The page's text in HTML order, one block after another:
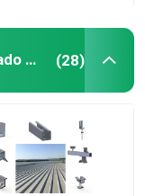
Sistema de montaje solar del tejado del metal (28)